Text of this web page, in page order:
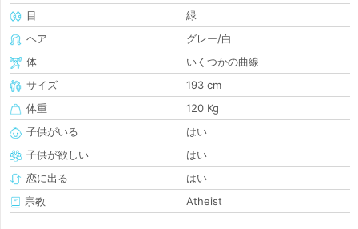
目
緑
ヘア
グレー/白
体
いくつかの曲線
サイズ
193 cm
体重
120 Kg
子供がいる
はい
子供が欲しい
はい
恋に出る
はい
宗教
Atheist